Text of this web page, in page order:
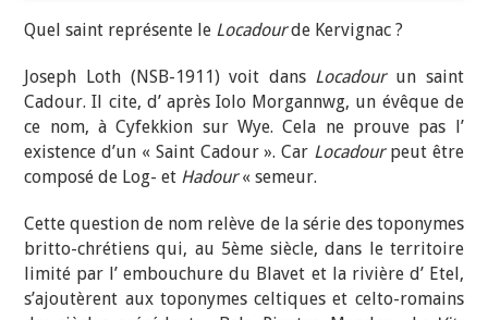
Quel saint représente le Locadourde Kervignac ?
Joseph Loth (NSB-1911) voit dans Locadour un saint
Cadour. Il cite, d’ après Iolo Morgannwg, un évêque de
ce nom, à Cyfekkion sur Wye. Cela ne prouve pas l’
existence d’un « Saint Cadour ». Car Locadourpeut être
composé de Log- et Hadour« semeur.
Cette question de nom relève de la série des toponymes
britto-chrétiens qui, au 5ème siècle, dans le territoire
limité par l’ embouchure du Blavet et la rivière d’ Etel,
s’ajoutèrent aux toponymes celtiques et celto-romains